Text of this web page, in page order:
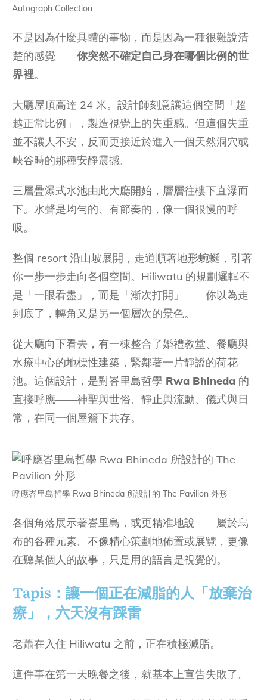
Autograph Collection
不是因為什麼具體的事物，而是因為一種很難說清
楚的感覺——你突然不確定自己身在哪個比例的世
界裡。
大廳屋頂高達 24 米。設計師刻意讓這個空間「超
越正常比例」，製造視覺上的失重感。但這個失重
並不讓人不安，反而更接近於進入一個天然洞穴或
峽谷時的那種安靜震撼。
三層疊瀑式水池由此大廳開始，層層往樓下直瀑而
下。水聲是均勻的、有節奏的，像一個很慢的呼
吸。
整個 resort 沿山坡展開，走道順著地形蜿蜒，引著
你一步一步走向各個空間。Hiliwatu 的規劃邏輯不
是「一眼看盡」，而是「漸次打開」——你以為走
到底了，轉角又是另一個層次的景色。
從大廳向下看去，有一棟整合了婚禮教堂、餐廳與
水療中心的地標性建築，緊鄰著一片靜謐的荷花
池。這個設計，是對峇里島哲學 Rwa Bhineda 的
直接呼應——神聖與世俗、靜止與流動、儀式與日
常，在同一個屋簷下共存。
呼應峇里島哲學 Rwa Bhineda 所設計的 The Pavilion 外形
各個角落展示著峇里島，或更精准地說——屬於烏
布的各種元素。不像精心策劃地佈置或展覽，更像
在聽某個人的故事，只是用的語言是視覺的。
Tapis：讓一個正在減脂的人「放棄治
療」，六天沒有踩雷
老蕭在入住 Hiliwatu 之前，正在積極減脂。
這件事在第一天晚餐之後，就基本上宣告失敗了。